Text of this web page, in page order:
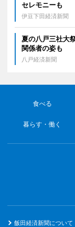
セレモニーも
伊豆下田経済新聞
夏の八戸三社大
関係者の姿も
八戸経済新聞
食べる
暮らす・働く
飯田経済新聞について